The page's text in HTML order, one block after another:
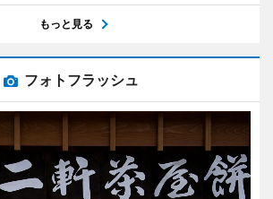
もっと見る
フォトフラッシュ